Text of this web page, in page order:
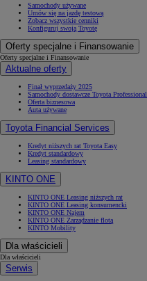
Samochody używane
Umów się na jazdę testową
Zobacz wszystkie cenniki
Konfiguruj swoją Toyotę
Oferty specjalne i Finansowanie
Oferty specjalne i Finansowanie
Aktualne oferty
Finał wyprzedaży 2025
Samochody dostawcze Toyota Professional
Oferta biznesowa
Auta używane
Toyota Financial Services
Kredyt niższych rat Toyota Easy
Kredyt standardowy
Leasing standardowy
KINTO ONE
KINTO ONE Leasing niższych rat
KINTO ONE Leasing konsumencki
KINTO ONE Najem
KINTO ONE Zarządzanie flotą
KINTO Mobility
Dla właścicieli
Dla właścicieli
Serwis